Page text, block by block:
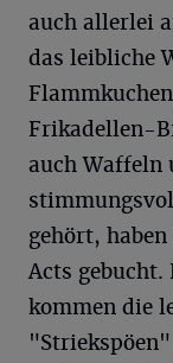
auch allerlei
das leibliche
Frikadellen-
auch Waffeln
gehört,
Acts gebucht.
kommen die